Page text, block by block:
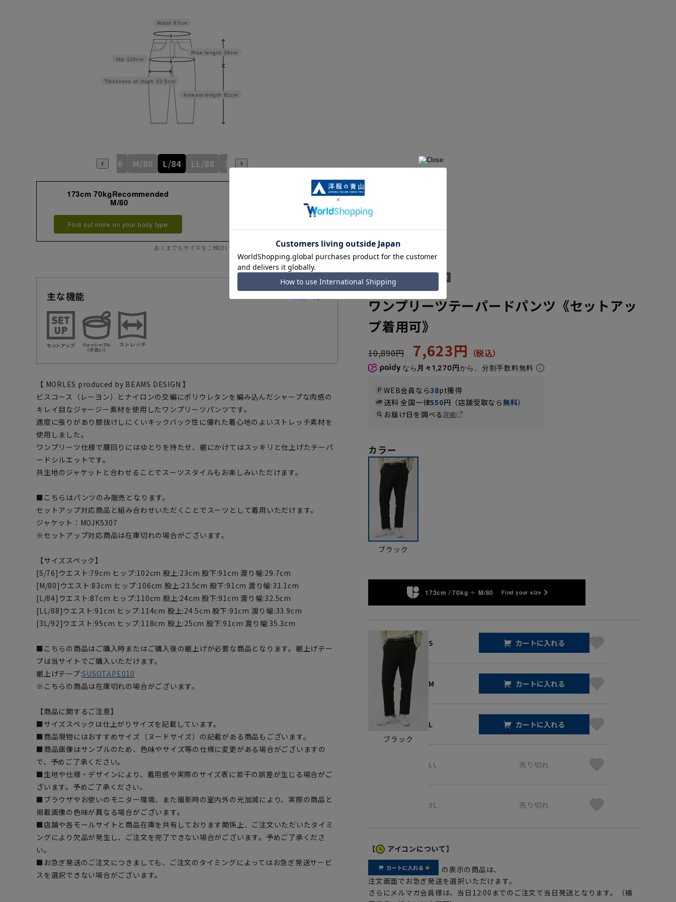
Inseam length 91cm
Rise length 24cm
Thickness of thigh 32.5cm
Hip 110cm
Waist 87cm
S/76 M/80 L/84 LL/88 3L/92
173cm 70kgRecommended
M/80
Find out more on your body type
あくまでもサイズをご検討いただく際の目安となります。
主な機能
【 MORLES produced by BEAMS DESIGN 】
ビスコース（レーヨン）とナイロンの交編にポリウレタンを編み込んだシャープな肉感の
キレイ目なジャージー素材を使用したワンプリーツパンツです。
適度に張りがあり膝抜けしにくいキックバック性に優れた着心地のよいストレッチ素材を
使用しました。
ワンプリーツ仕様で腰回りにはゆとりを持たせ、裾にかけてはスッキリと仕上げたテーパ
ードシルエットです。
共生地のジャケットと合わせることでスーツスタイルもお楽しみいただけます。
■こちらはパンツのみ販売となります。
セットアップ対応商品と組み合わせいただくことでスーツとして着用いただけます。
ジャケット：MOJK5307
※セットアップ対応商品は在庫切れの場合がございます。
【サイズスペック】
[S/76]ウエスト:79cm ヒップ:102cm 股上:23cm 股下:91cm 渡り幅:29.7cm
[M/80]ウエスト:83cm ヒップ:106cm 股上:23.5cm 股下:91cm 渡り幅:31.1cm
[L/84]ウエスト:87cm ヒップ:110cm 股上:24cm 股下:91cm 渡り幅:32.5cm
[LL/88]ウエスト:91cm ヒップ:114cm 股上:24.5cm 股下:91cm 渡り幅:33.9cm
[3L/92]ウエスト:95cm ヒップ:118cm 股上:25cm 股下:91cm 渡り幅:35.3cm
■こちらの商品はご購入時またはご購入後の裾上げが必要な商品となります。裾上げテー
プは当サイトでご購入いただけます。
裾上げテープ:SUSOTAPE010
※こちらの商品は在庫切れの場合がございます。
【商品に関するご注意】
■サイズスペックは仕上がりサイズを記載しています。
■商品現物にはおすすめサイズ（ヌードサイズ）の記載がある商品もございます。
■商品画像はサンプルのため、色味やサイズ等の仕様に変更がある場合がございますの
で、予めご了承ください。
■生地や仕様・デザインにより、着用感や実際のサイズ表に若干の誤差が生じる場合がご
ざいます。予めご了承ください。
■ブラウザやお使いのモニター環境、また撮影時の室内外の光加減により、実際の商品と
掲載画像の色味が異なる場合がございます。
■店舗や各モールサイトと商品在庫を共有しております関係上、ご注文いただいたタイミ
ングにより欠品が発生し、ご注文を完了できない場合がございます。予めご了承くださ
い。
■お急ぎ発送のご注文につきましても、ご注文のタイミングによってはお急ぎ発送サービ
スを選択できない場合がございます。
MOPT5307-91
ワンプリーツテーパードパンツ《セットアッ
プ着用可》
10,890円 7,623円
なら 月々1,270円から。分割手数料無料
WEB会員なら38pt獲得
送料 全国一律550円（店舗受取なら無料）
お届け日を調べる詳細
カラー
ブラック
173cm / 70kg M/80 Find your size
ブラック
S カートに入れる
M カートに入れる
L カートに入れる
LL 売り切れ
3L 売り切れ
【 アイコンについて】
の表示の商品は、
注文画面でお急ぎ発送を選択いただけます。
さらにメルマガ会員様は、当日12:00までのご注文で当日発送となります。（補